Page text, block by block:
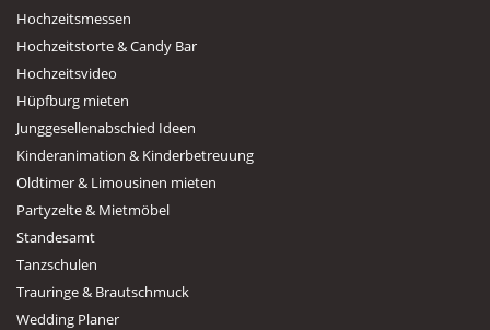
Hochzeitsmessen
Hochzeitstorte & Candy Bar
Hochzeitsvideo
Hüpfburg mieten
Junggesellenabschied Ideen
Kinderanimation & Kinderbetreuung
Oldtimer & Limousinen mieten
Partyzelte & Mietmöbel
Standesamt
Tanzschulen
Trauringe & Brautschmuck
Wedding Planer